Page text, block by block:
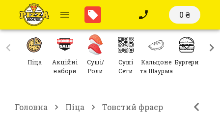
0 ₴
Піца
Акційні
набори
Суші/
Роли
Суші
Сети
Кальцоне
та Шаурма
Бургери
Головна Піца Товстий фраєр